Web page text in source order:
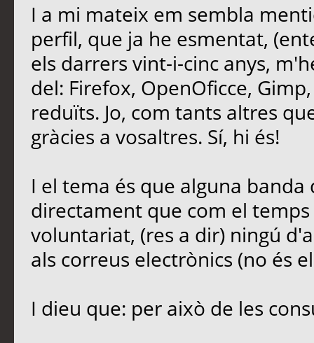
I a mi mateix em sembla
perfil, que ja he esmentat,
els darrers vint-i-cinc anys,
del: Firefox, OpenOficce,
reduïts. Jo, com tants altres
gràcies a vosaltres. Sí, hi és!
I el tema és que alguna
directament que com el
voluntariat, (res a dir) ningú
als correus electrònics (no és
I dieu que: per això de les